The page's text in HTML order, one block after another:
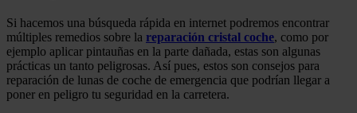
Si hacemos una búsqueda rápida en internet podremos encontrar
múltiples remedios sobre la reparación cristal coche, como por
ejemplo aplicar pintauñas en la parte dañada, estas son algunas
prácticas un tanto peligrosas. Así pues, estos son consejos para
reparación de lunas de coche de emergencia que podrían llegar a
poner en peligro tu seguridad en la carretera.